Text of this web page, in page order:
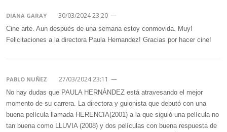
DIANA GARAY 30/03/2024 23:20 —
Cine arte. Aun después de una semana estoy conmovida. Muy!
Felicitaciones a la directora Paula Hernandez! Gracias por hacer cine!
PABLO NUÑEZ 27/03/2024 23:11 —
No hay dudas que PAULA HERNÁNDEZ está atravesando el mejor
momento de su carrera. La directora y guionista que debutó con una
buena película llamada HERENCIA(2001) a la que siguió una película no
tan buena como LLUVIA (2008) y dos películas con buena respuesta de